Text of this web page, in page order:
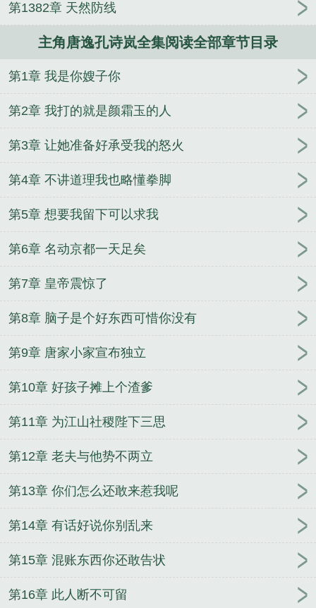
第1382章 天然防线
主角唐逸孔诗岚全集阅读全部章节目录
第1章 我是你嫂子你
第2章 我打的就是颜霜玉的人
第3章 让她准备好承受我的怒火
第4章 不讲道理我也略懂拳脚
第5章 想要我留下可以求我
第6章 名动京都一天足矣
第7章 皇帝震惊了
第8章 脑子是个好东西可惜你没有
第9章 唐家小家宣布独立
第10章 好孩子摊上个渣爹
第11章 为江山社稷陛下三思
第12章 老夫与他势不两立
第13章 你们怎么还敢来惹我呢
第14章 有话好说你别乱来
第15章 混账东西你还敢告状
第16章 此人断不可留